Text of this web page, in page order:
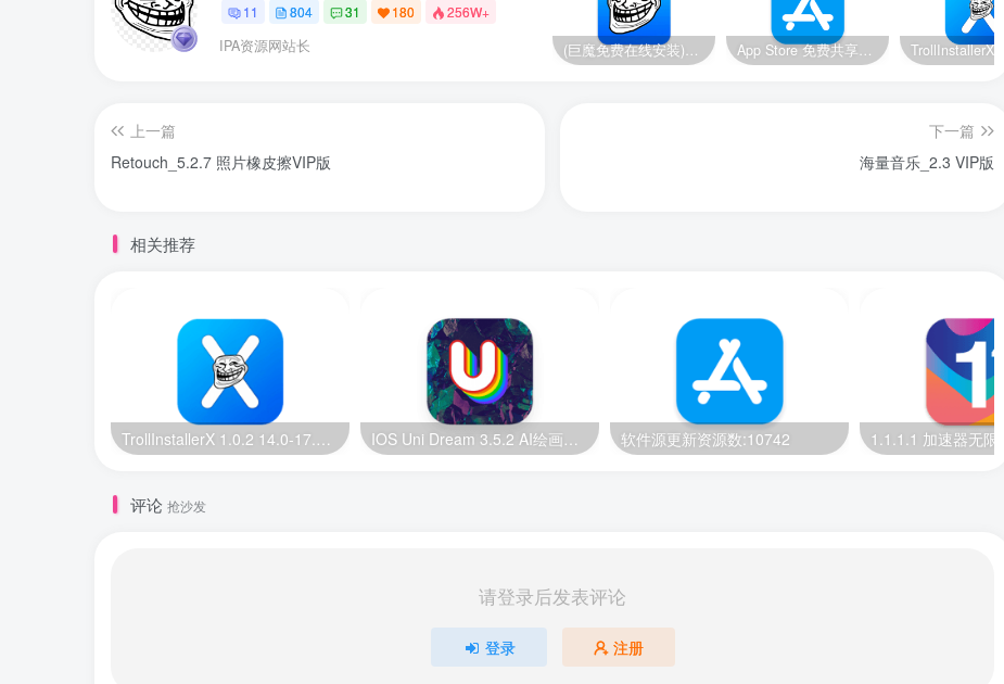
11 804 31 180 256W+
IPA资源网站长 (巨魔免费在线安装)14-14.8.1/15.2-17.0系统，巨魔安装器 快速安装巨魔商店2 App Store 免费共享账号【美区】【2024.11.19更新】
上一篇
Retouch_5.2.7 照片橡皮擦VIP版
下一篇
海量音乐_2.3 VIP版
相关推荐
TrollInstallerX 1.0.2 14.0-17.0.1 巨魔安装器【苹果最新版】 IOS Uni Dream 3.5.2 AI绘画【IOS最新免费版】 软件源更新资源数:10742
评论 抢沙发
请登录后发表评论
登录 注册